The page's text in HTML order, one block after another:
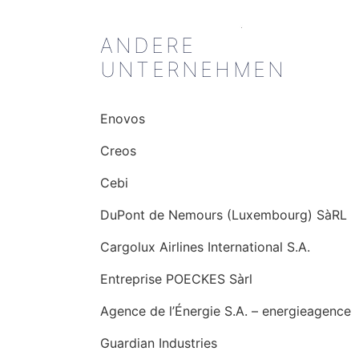
ANDERE
UNTERNEHMEN
Enovos
Creos
Cebi
DuPont de Nemours (Luxembourg) SàRL
Cargolux Airlines International S.A.
Entreprise POECKES Sàrl
Agence de l’Énergie S.A. – energieagence
Guardian Industries